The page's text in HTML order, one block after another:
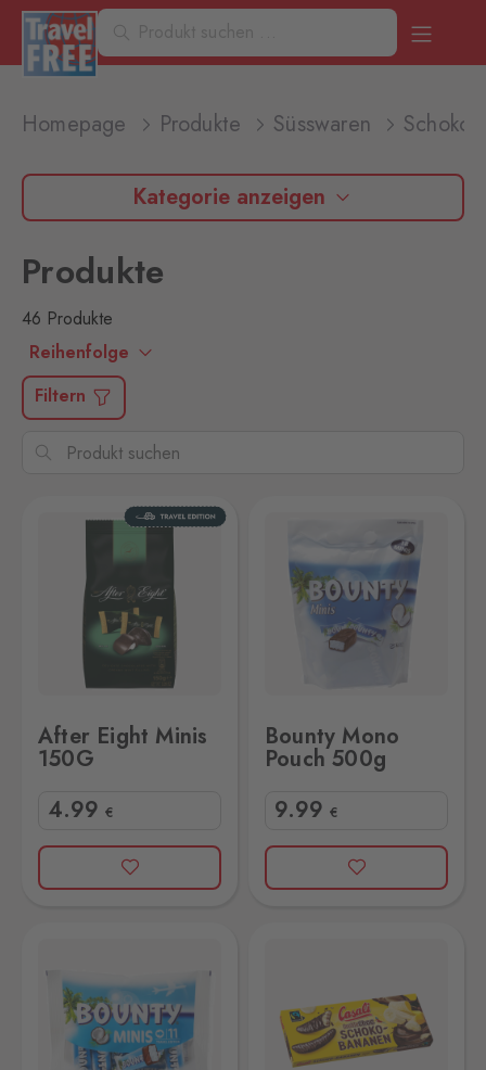
Homepage Produkte Süsswaren
Kategorie anzeigen
Produkte
46 Produkte
Reihenfolge
Filtern
After Eight Minis
150G
4.99 €
Bounty Mono
Pouch 500g
9.99 €
Bounty Mono Pouch 500g